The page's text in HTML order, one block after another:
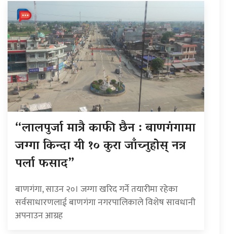
“लालपुर्जा मात्रै काफी छैन : बाणगंगामा
जग्गा किन्दा यी १० कुरा जाँच्नुहोस् नत्र
पर्ला फसाद”
बाणगंगा, साउन २०। जग्गा खरिद गर्ने तयारीमा रहेका
सर्वसाधारणलाई बाणगंगा नगरपालिकाले विशेष सावधानी
अपनाउन आग्रह